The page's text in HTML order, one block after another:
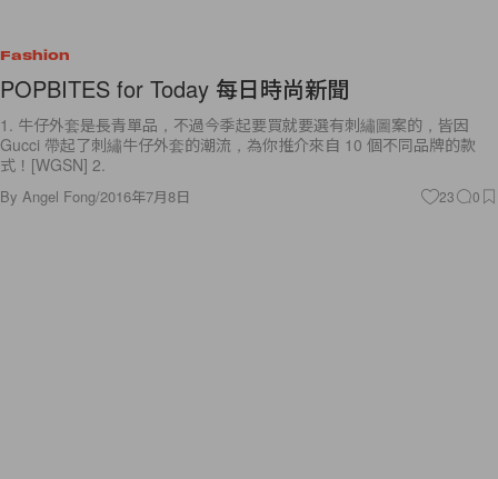
Fashion
POPBITES for Today 每日時尚新聞
1. 牛仔外套是長青單品，不過今季起要買就要選有刺繡圖案的，皆因
Gucci 帶起了刺繡牛仔外套的潮流，為你推介來自 10 個不同品牌的款
式！[WGSN] 2.
By Angel Fong/2016年7月8日 23 0